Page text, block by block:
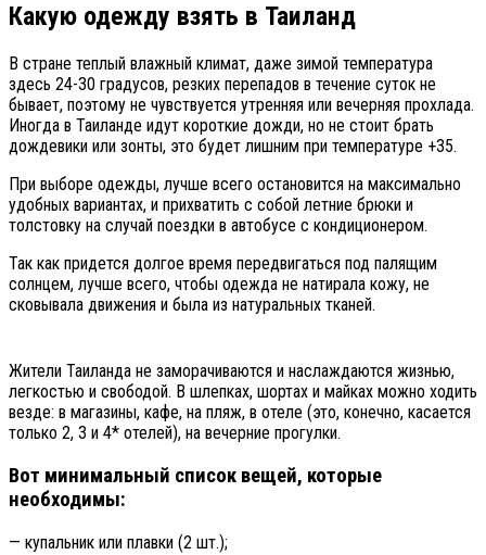
Какую одежду взять в Таиланд
В стране теплый влажный климат, даже зимой температура
здесь 24-30 градусов, резких перепадов в течение суток не
бывает, поэтому не чувствуется утренняя или вечерняя прохлада.
Иногда в Таиланде идут короткие дожди, но не стоит брать
дождевики или зонты, это будет лишним при температуре +35.
При выборе одежды, лучше всего остановится на максимально
удобных вариантах, и прихватить с собой летние брюки и
толстовку на случай поездки в автобусе с кондиционером.
Так как придется долгое время передвигаться под палящим
солнцем, лучше всего, чтобы одежда не натирала кожу, не
сковывала движения и была из натуральных тканей.
Жители Таиланда не заморачиваются и наслаждаются жизнью,
легкостью и свободой. В шлепках, шортах и майках можно ходить
везде: в магазины, кафе, на пляж, в отеле (это, конечно, касается
только 2, 3 и 4* отелей), на вечерние прогулки.
Вот минимальный список вещей, которые
необходимы:
— купальник или плавки (2 шт.);